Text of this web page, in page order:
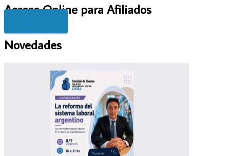
Acceso Online para Afiliados
Novedades